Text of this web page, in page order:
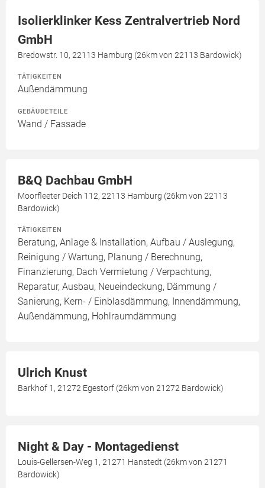
Isolierklinker Kess Zentralvertrieb Nord
GmbH
Bredowstr. 10, 22113 Hamburg (26km von 22113 Bardowick)
TÄTIGKEITEN
Außendämmung
GEBÄUDETEILE
Wand / Fassade
B&Q Dachbau GmbH
Moorfleeter Deich 112, 22113 Hamburg (26km von 22113
Bardowick)
TÄTIGKEITEN
Beratung, Anlage & Installation, Aufbau / Auslegung,
Reinigung / Wartung, Planung / Berechnung,
Finanzierung, Dach Vermietung / Verpachtung,
Reparatur, Ausbau, Neueindeckung, Dämmung /
Sanierung, Kern- / Einblasdämmung, Innendämmung,
Außendämmung, Hohlraumdämmung
Ulrich Knust
Barkhof 1, 21272 Egestorf (26km von 21272 Bardowick)
Night & Day - Montagedienst
Louis-Gellersen-Weg 1, 21271 Hanstedt (26km von 21271
Bardowick)